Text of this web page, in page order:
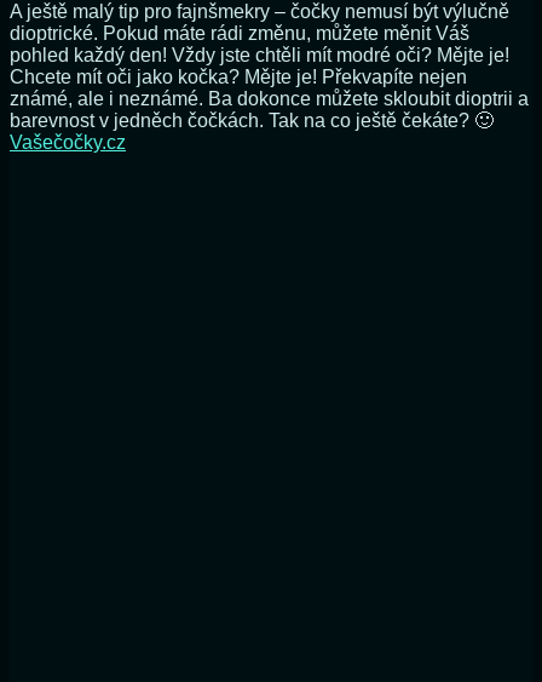
A ještě malý tip pro fajnšmekry – čočky nemusí být výlučně
dioptrické. Pokud máte rádi změnu, můžete měnit Váš
pohled každý den! Vždy jste chtěli mít modré oči? Mějte je!
Chcete mít oči jako kočka? Mějte je! Překvapíte nejen
známé, ale i neznámé. Ba dokonce můžete skloubit dioptrii a
barevnost v jedněch čočkách. Tak na co ještě čekáte? 🙂
Vašečočky.cz